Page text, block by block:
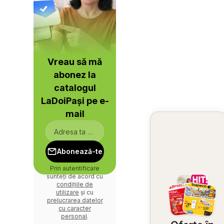
Vreau să mă
abonez la
catalogul
LaDoiPași pe e-
mail
Abonează-te
Prin autentificare
sunteți de acord cu
condițiile de
utilizare și cu
prelucrarea datelor
cu caracter
personal.